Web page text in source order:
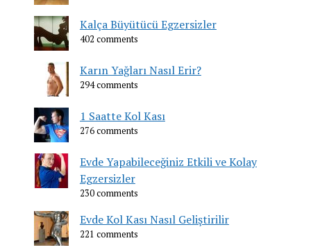
Kalça Büyütücü Egzersizler
402 comments
Karın Yağları Nasıl Erir?
294 comments
1 Saatte Kol Kası
276 comments
Evde Yapabileceğiniz Etkili ve Kolay
Egzersizler
230 comments
Evde Kol Kası Nasıl Geliştirilir
221 comments